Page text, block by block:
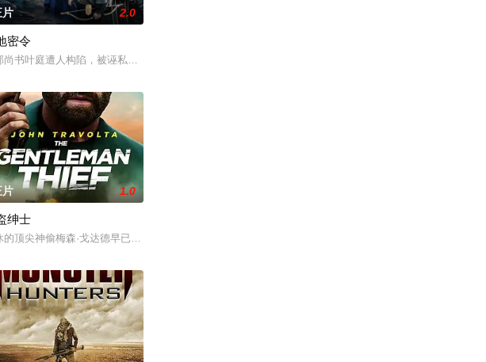
快一伙而暴露身份。幕后黑手向爷派杀
被忒提斯从冥界释放至现代世界，他必须直面新世界的暴力法则与旧神的阴
片 2.0
密令
尚书叶庭遭人构陷，被诬私贪国库银两，身陷囹圄在即，叶庭急召其子叶护相见。叶护心知父亲蒙冤，却
。为的残酷后果。伤痕累累的兄弟俩踏
的特别行动组担任警察。这一次，他要对付的是黑帮，其中大多数人在鸦片
1.0
绅士
的顶尖神偷梅森·戈达德早已淡出江湖，却被冲动莽撞的弟弟肖恩拖入一场价值一亿美元的游艇大劫案。劫